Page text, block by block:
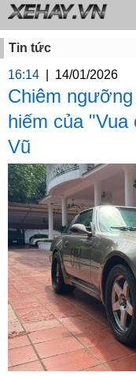
Tin tức
16:14
14/01/2026
Chiêm
hiếm của
Vũ